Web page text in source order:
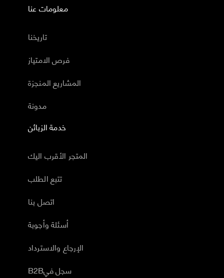
معلومات عنا
تاريخنا
فرص الامتياز
المشاريع المنجزة
مدونة
خدمة الزبائن
المتجر الأقرب اليك
تتبع الطلب
اتصل بنا
أسئلة وأجوبة
الإرجاع والاسترداد
B2Bسجل في